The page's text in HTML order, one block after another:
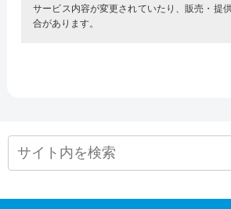
サービス内容が変更されていたり、販売・提
合があります。